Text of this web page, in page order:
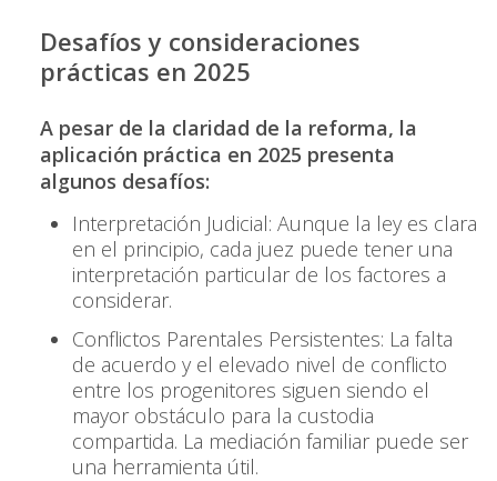
Desafíos y consideraciones
prácticas en 2025
A pesar de la claridad de la reforma, la
aplicación práctica en 2025 presenta
algunos desafíos:
Interpretación Judicial: Aunque la ley es clara
en el principio, cada juez puede tener una
interpretación particular de los factores a
considerar.
Conflictos Parentales Persistentes: La falta
de acuerdo y el elevado nivel de conflicto
entre los progenitores siguen siendo el
mayor obstáculo para la custodia
compartida. La mediación familiar puede ser
una herramienta útil.